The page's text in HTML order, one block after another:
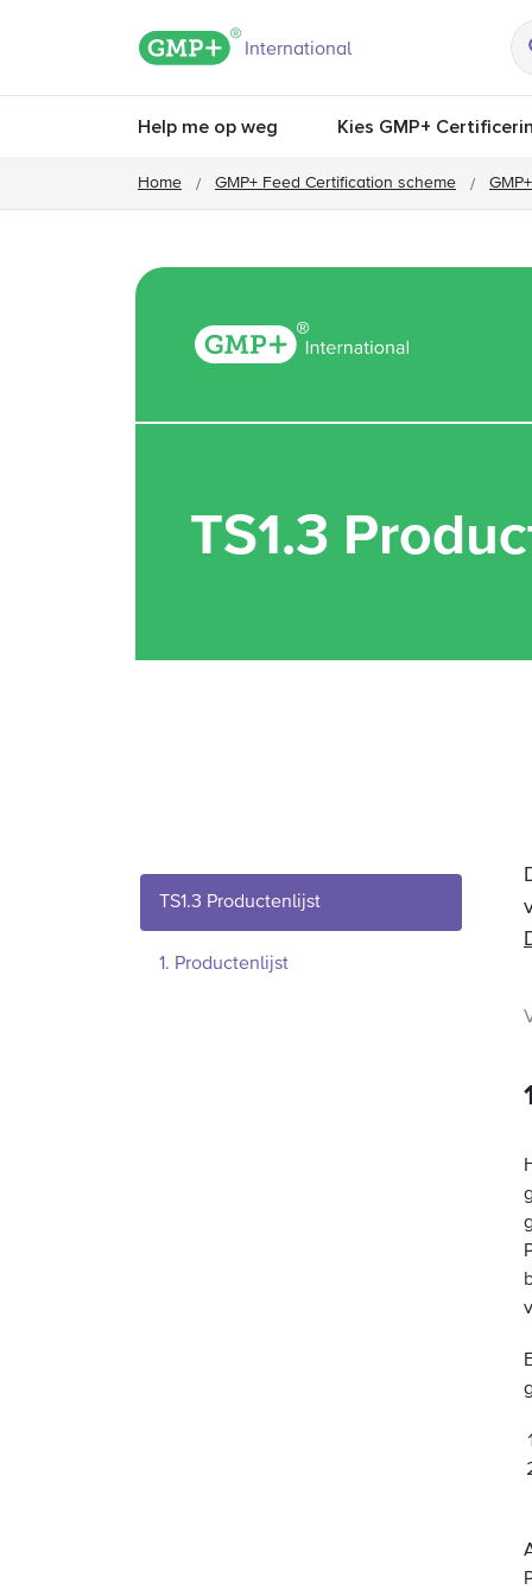
GMP+ logo
International
Help me op weg Kies GMP+
Home GMP+ Feed Certification scheme
TS1.3
TS1.3 Productenlijst
1. Productenlijst